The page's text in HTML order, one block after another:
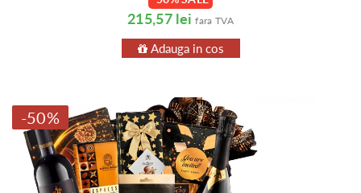
215,57 lei fara TVA
Adauga in cos
-50%